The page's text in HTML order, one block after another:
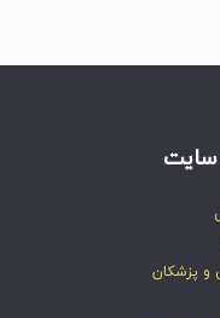
سایت
و پزشکان